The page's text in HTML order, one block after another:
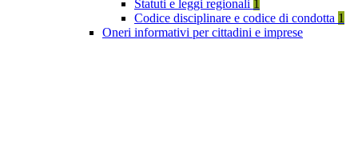
Statuti e leggi regionali 1
Codice disciplinare e codice di condotta 1
Oneri informativi per cittadini e imprese